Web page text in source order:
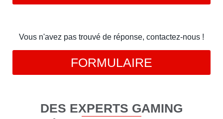
Vous n'avez pas trouvé de réponse, contactez-nous !
FORMULAIRE
DES EXPERTS GAMING